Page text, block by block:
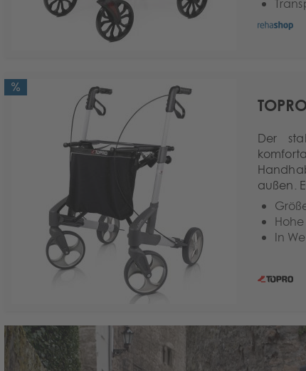
Der
außen.
In